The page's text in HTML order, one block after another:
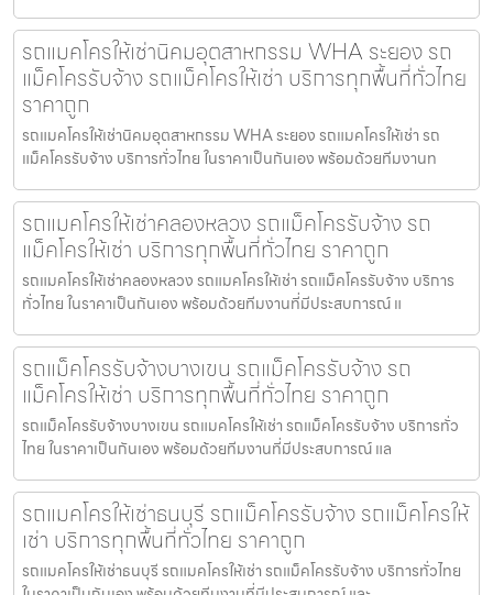
รถแมคโครให้เช่านิคมอุตสาหกรรม WHA ระยอง รถ
แม็คโครรับจ้าง รถแม็คโครให้เช่า บริการทุกพื้นที่ทั่วไทย
ราคาถูก
รถแมคโครให้เช่านิคมอุตสาหกรรม WHA ระยอง รถแมคโครให้เช่า รถ
แม็คโครรับจ้าง บริการทั่วไทย ในราคาเป็นกันเอง พร้อมด้วยทีมงานท
รถแมคโครให้เช่าคลองหลวง รถแม็คโครรับจ้าง รถ
แม็คโครให้เช่า บริการทุกพื้นที่ทั่วไทย ราคาถูก
รถแมคโครให้เช่าคลองหลวง รถแมคโครให้เช่า รถแม็คโครรับจ้าง บริการ
ทั่วไทย ในราคาเป็นกันเอง พร้อมด้วยทีมงานที่มีประสบการณ์ แ
รถแม็คโครรับจ้างบางเขน รถแม็คโครรับจ้าง รถ
แม็คโครให้เช่า บริการทุกพื้นที่ทั่วไทย ราคาถูก
รถแม็คโครรับจ้างบางเขน รถแมคโครให้เช่า รถแม็คโครรับจ้าง บริการทั่ว
ไทย ในราคาเป็นกันเอง พร้อมด้วยทีมงานที่มีประสบการณ์ แล
รถแมคโครให้เช่าธนบุรี รถแม็คโครรับจ้าง รถแม็คโครให้
เช่า บริการทุกพื้นที่ทั่วไทย ราคาถูก
รถแมคโครให้เช่าธนบุรี รถแมคโครให้เช่า รถแม็คโครรับจ้าง บริการทั่วไทย